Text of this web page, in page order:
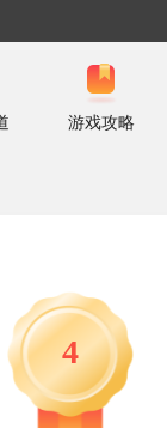
游戏攻略
4